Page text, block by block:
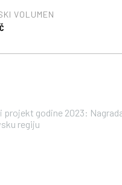
VOLUMEN
projekt godine 2023:
regiju